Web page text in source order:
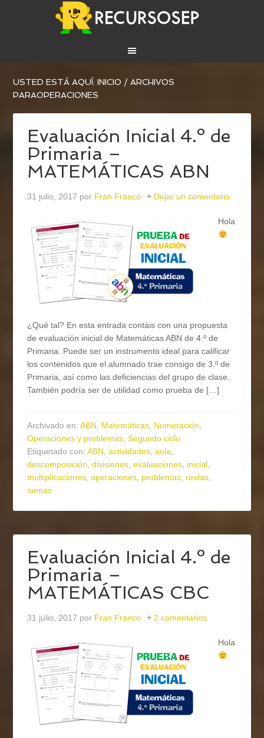
USTED ESTÁ AQUÍ:INICIO / ARCHIVOS
PARAOPERACIONES
Evaluación Inicial 4.º de
Primaria –
MATEMÁTICAS ABN
31 julio, 2017 por Fran Franco Dejar un comentario
Hola
¿Qué tal? En esta entrada contáis con una propuesta
de evaluación inicial de Matemáticas ABN de 4.º de
Primaria. Puede ser un instrumento ideal para calificar
los contenidos que el alumnado trae consigo de 3.º de
Primaria, así como las deficiencias del grupo de clase.
También podría ser de utilidad como prueba de […]
Archivado en:ABN, Matemáticas, Numeración,
Operaciones y problemas,Segundo ciclo
Etiquetado con:ABN,actividades,aula,
descomposición,divisiones,evaluaciones, inicial,
multiplicaciones,operaciones, problemas, restas,
sumas
Evaluación Inicial 4.º de
Primaria –
MATEMÁTICAS CBC
31 julio, 2017 por Fran Franco 2 comentarios
Hola